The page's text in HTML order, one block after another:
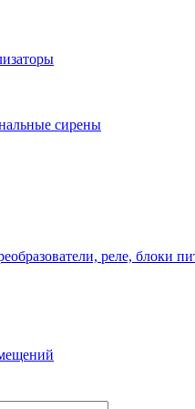
сирены
реле, блоки